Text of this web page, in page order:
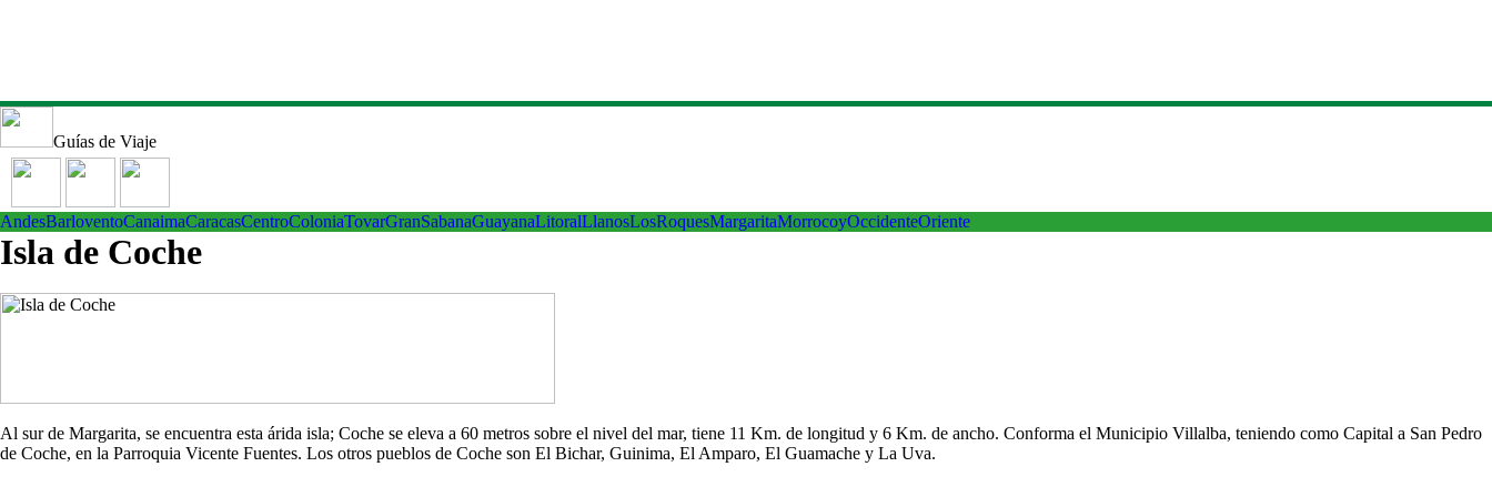
Guías de Viaje
AndesBarloventoCanaimaCaracasCentroColoniaTovarGranSabanaGuayanaLitoralLlanosLosRoquesMargaritaMorrocoyOccidenteOriente
Isla de Coche
Al sur de Margarita, se encuentra esta árida isla; Coche se eleva a 60 metros sobre el nivel del mar, tiene 11 Km. de longitud y 6 Km. de ancho. Conforma el Municipio Villalba, teniendo como Capital a San Pedro
de Coche, en la Parroquia Vicente Fuentes. Los otros pueblos de Coche son El Bichar, Guinima, El Amparo, El Guamache y La Uva.